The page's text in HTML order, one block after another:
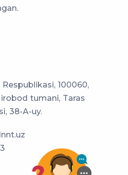
100060,
tumani, Taras
38-A-uy.